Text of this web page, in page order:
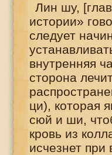
Лин шу,
истории»
следует
внутренняя
сторона
ци), которая
сюй и ши,
кровь из
исчезнет при